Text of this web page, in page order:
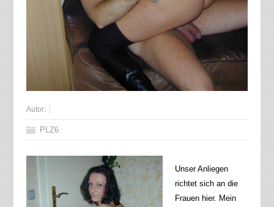
Autor:
PLZ6
Unser Anliegen
richtet sich an die
Frauen hier. Mein